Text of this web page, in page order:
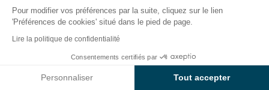
Pour modifier vos préférences par la suite, cliquez sur le lien
'Préférences de cookies' situé dans le pied de page.
Lire la politique de confidentialité
Consentements certifiés par
Personnaliser Tout accepter
Voir prix et disponibilités
Location de mobil-homes et
chalets à Urrugne sur la côte
Les hébergements du camping